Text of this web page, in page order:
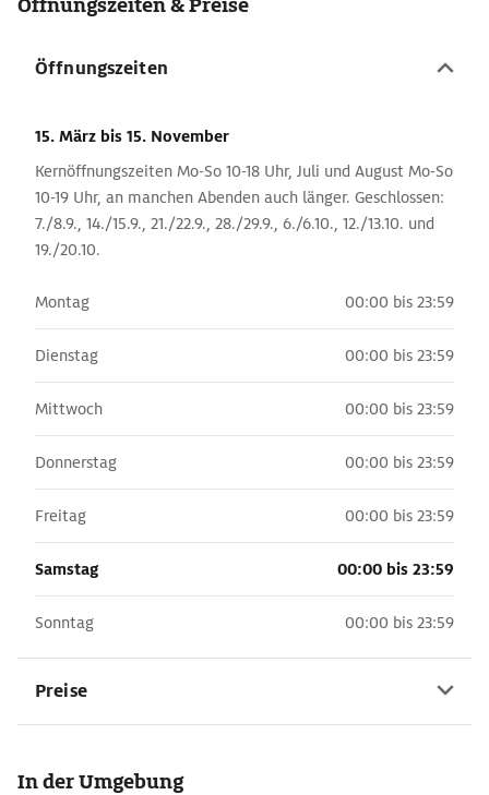
Öffnungszeiten
15. März bis 15. November
Kernöffnungszeiten Mo-So 10-18 Uhr, Juli und August Mo-So
10-19 Uhr, an manchen Abenden auch länger. Geschlossen:
7./8.9., 14./15.9., 21./22.9., 28./29.9., 6./6.10., 12./13.10. und
19./20.10.
Montag 00:00 bis 23:59
Dienstag 00:00 bis 23:59
Mittwoch 00:00 bis 23:59
Donnerstag 00:00 bis 23:59
Freitag 00:00 bis 23:59
Samstag 00:00 bis 23:59
Sonntag 00:00 bis 23:59
Preise
In der Umgebung